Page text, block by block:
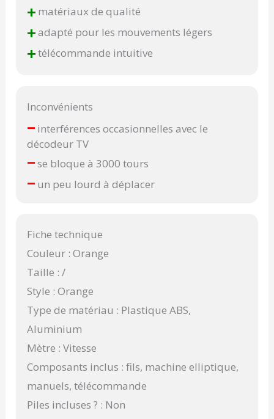
+ matériaux de qualité
+adapté pour les mouvements légers
+télécommande intuitive
Inconvénients
– interférences occasionnelles avec le
décodeur TV
–se bloque à 3000 tours
– un peu lourd à déplacer
Fiche technique
Couleur : Orange
Taille : /
Style : Orange
Type de matériau : Plastique ABS,
Aluminium
Mètre : Vitesse
Composants inclus : fils, machine elliptique,
manuels, télécommande
Piles incluses ? : Non